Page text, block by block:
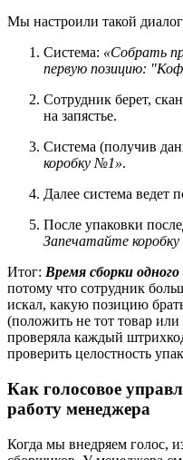
Мы настроили такой
Система: «Собрать
первую позицию:
Сотрудник берет,
на запястье.
Система (получив
коробку №1».
Далее система ведет
После упаковки
Запечатайте
Итог: Время сборки
потому что сотрудник
искал, какую позицию
(положить не тот товар
проверяла каждый
проверить целостность
Как голосовое
работу менеджера
Когда мы внедряем голос,